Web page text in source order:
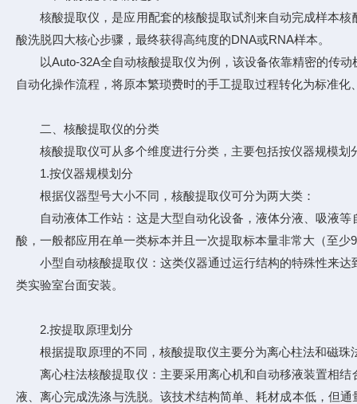
核酸提取仪，是应用配套的核酸提取试剂来自动完成样本核
酸洗脱四大核心步骤，最终获得高纯度的DNA或RNA样本。
以Auto-32A全自动核酸提取仪为例，该设备依靠精密的传动
自动化操作流程，将原本繁琐费时的手工提取过程转化为标准
二、核酸提取仪的分类
核酸提取仪可从多个维度进行分类，主要包括按仪器规模划
1.按仪器规模划分
根据仪器型号大小不同，核酸提取仪可分为两大类：
自动液体工作站：这是大型自动化设备，液体分液、吸液等
酸，一般都应用在单一类标本并且一次提取标本量非常大（至
小型自动核酸提取仪：这类仪器通过运行结构的特殊性来达
类实验室台面安装。
2.按提取原理划分
根据提取原理的不同，核酸提取仪主要分为离心柱法和磁珠
离心柱法核酸提取仪：主要采用离心机和自动移液装置相结
液、离心完成洗涤与洗脱。该技术结构简单、耗材成本低，但